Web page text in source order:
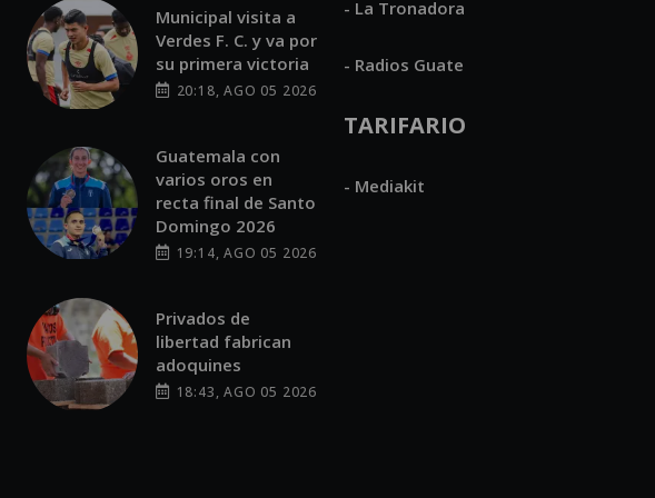
Municipal visita a
Verdes F. C. y va por
su primera victoria
20:18, AGO 05 2026
Guatemala con
varios oros en
recta final de Santo
Domingo 2026
19:14, AGO 05 2026
Privados de
libertad fabrican
adoquines
18:43, AGO 05 2026
- La Tronadora
- Radios Guate
TARIFARIO
- Mediakit